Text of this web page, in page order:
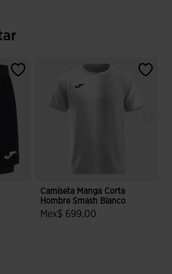
Camiseta Manga Corta
Hombre Smash Blanco
Mex$ 699,00